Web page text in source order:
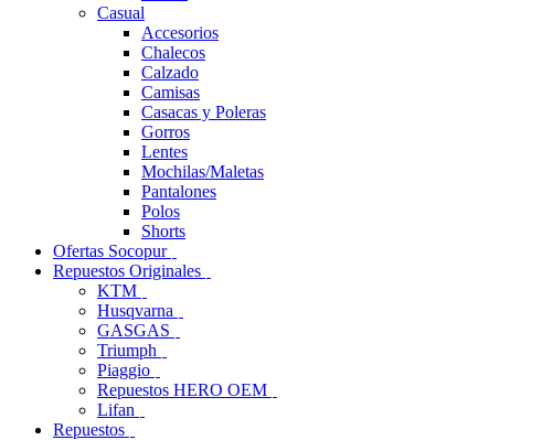
Casual
Accesorios
Chalecos
Calzado
Camisas
Casacas y Poleras
Gorros
Lentes
Mochilas/Maletas
Pantalones
Polos
Shorts
Ofertas Socopur
Repuestos Originales
KTM
Husqvarna
GASGAS
Triumph
Piaggio
Repuestos HERO OEM
Lifan
Repuestos